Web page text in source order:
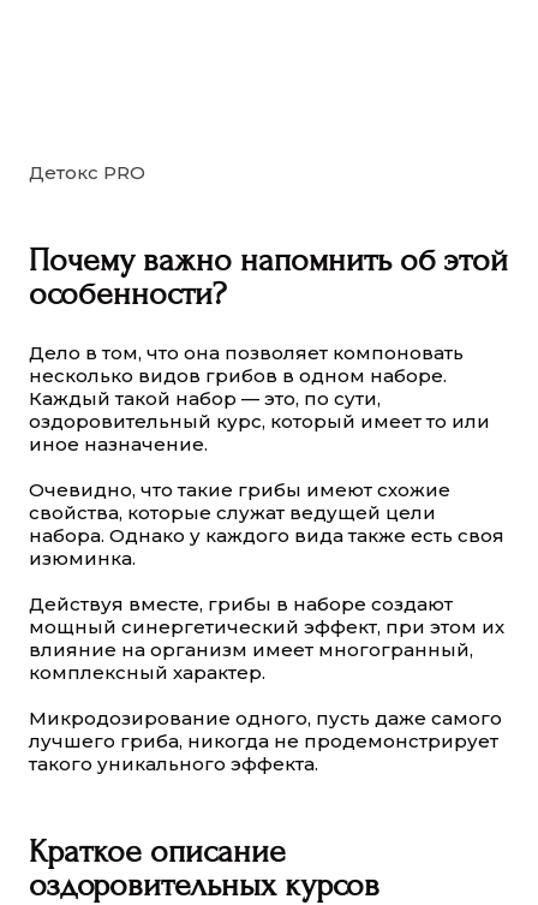
Детокс PRO
Почему важно напомнить об этой
особенности?
Дело в том, что она позволяет компоновать
несколько видов грибов в одном наборе.
Каждый такой набор — это, по сути,
оздоровительный курс, который имеет то или
иное назначение.
Очевидно, что такие грибы имеют схожие
свойства, которые служат ведущей цели
набора. Однако у каждого вида также есть своя
изюминка.
Действуя вместе, грибы в наборе создают
мощный синергетический эффект, при этом их
влияние на организм имеет многогранный,
комплексный характер.
Микродозирование одного, пусть даже самого
лучшего гриба, никогда не продемонстрирует
такого уникального эффекта.
Краткое описание
оздоровительных курсов